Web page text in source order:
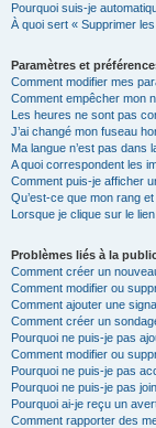
Pourquoi suis-je
À quoi sert « Supprimer
Paramètres et
Comment modifier mes
Comment empêcher mon
Les heures ne sont pas
J’ai changé mon fuseau
Ma langue n’est pas dans
A quoi correspondent les
Comment puis-je afficher
Qu’est-ce que mon rang
Lorsque je clique sur le lien
Problèmes liés à la
Comment créer un
Comment modifier ou
Comment ajouter une
Comment créer un
Pourquoi ne puis-je pas
Comment modifier ou
Pourquoi ne puis-je pas
Pourquoi ne puis-je pas
Pourquoi ai-je reçu un
Comment rapporter des